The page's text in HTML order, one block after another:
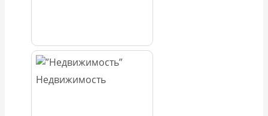
Недвижимость